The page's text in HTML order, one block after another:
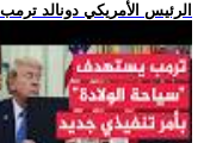
.. الرئيس الأمريكي دونالد